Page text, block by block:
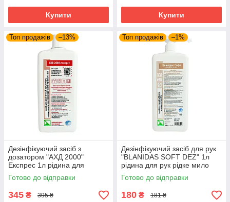
Купити Купити
Топ продажів –13%
Дезінфікуючий засіб з
дозатором "АХД 2000"
Експрес 1л рідина для
стерилізації рідина для
дезінфекції
Готово до відправки
345 ₴ 395 ₴
Топ продажів –1%
Дезінфікуючий засіб для рук
"BLANIDAS SOFT DEZ" 1л
рідина для рук рідке мило
рідина для дезінфекції
Готово до відправки
180 ₴ 181 ₴